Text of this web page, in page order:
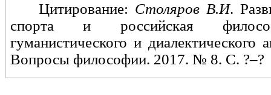
Цитирование: Столяров В.И.
спорта и российская
гуманистического и диалектического
Вопросы философии. 2017. № 8. С. ?–?